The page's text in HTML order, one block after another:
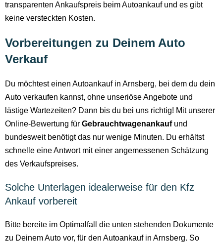
transparenten Ankaufspreis beim Autoankauf und es gibt
keine versteckten Kosten.
Vorbereitungen zu Deinem Auto
Verkauf
Du möchtest einen Autoankauf in Arnsberg, bei dem du dein
Auto verkaufen kannst, ohne unseriöse Angebote und
lästige Wartezeiten? Dann bis du bei uns richtig! Mit unserer
Online-Bewertung für Gebrauchtwagenankaufund
bundesweit benötigt das nur wenige Minuten. Du erhältst
schnelle eine Antwort mit einer angemessenen Schätzung
des Verkaufspreises.
Solche Unterlagen idealerweise für den Kfz
Ankauf vorbereit
Bitte bereite im Optimalfall die unten stehenden Dokumente
zu Deinem Auto vor, für den Autoankauf in Arnsberg. So